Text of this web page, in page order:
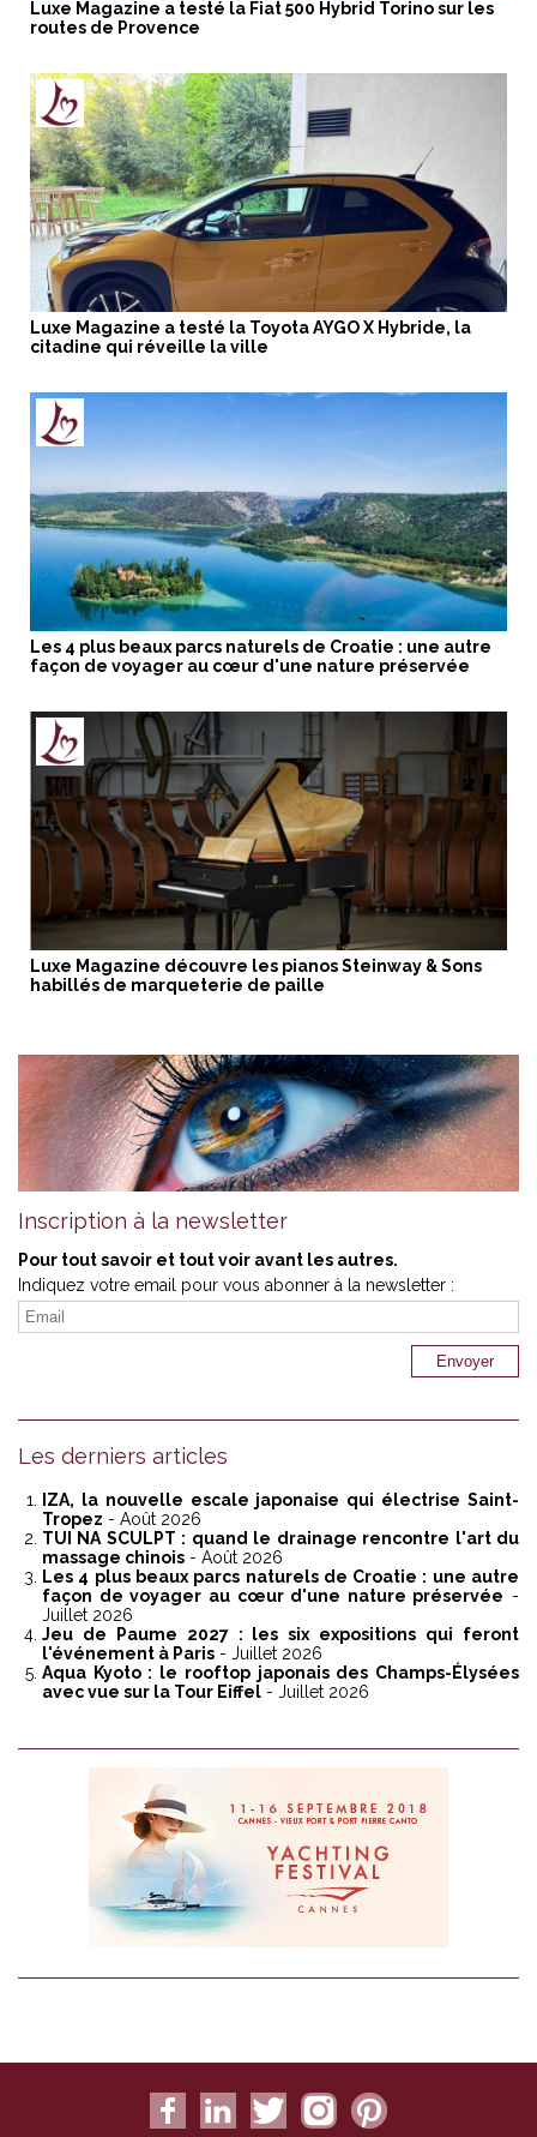
Luxe Magazine a testé la Fiat 500 Hybrid Torino sur les
routes de Provence
Luxe Magazine a testé la Toyota AYGO X Hybride, la
citadine qui réveille la ville
Les 4 plus beaux parcs naturels de Croatie : une autre
façon de voyager au cœur d'une nature préservée
Luxe Magazine découvre les pianos Steinway & Sons
habillés de marqueterie de paille
Inscription à la newsletter
Pour tout savoir et tout voir avant les autres.
Indiquez votre email pour vous abonner à la newsletter :
Les derniers articles
IZA, la nouvelle escale japonaise qui électrise Saint-
Tropez - Août 2026
TUI NA SCULPT : quand le drainage rencontre l'art du
massage chinois - Août 2026
Les 4 plus beaux parcs naturels de Croatie : une autre
façon de voyager au cœur d'une nature préservée -
Juillet 2026
Jeu de Paume 2027 : les six expositions qui feront
l'événement à Paris - Juillet 2026
Aqua Kyoto : le rooftop japonais des Champs-Élysées
avec vue sur la Tour Eiffel - Juillet 2026